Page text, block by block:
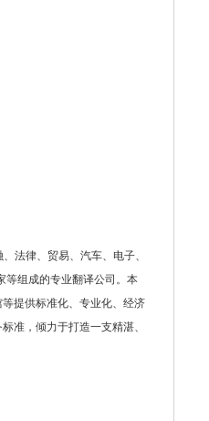
法律、贸易、汽车、电子、
等组成的专业翻译公司。本
提供标准化、专业化、经济
准，倾力于打造一支精湛、